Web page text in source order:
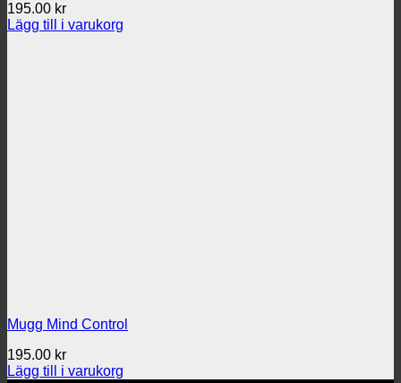
195.00 kr
Lägg till i varukorg
Mugg Mind Control
195.00 kr
Lägg till i varukorg